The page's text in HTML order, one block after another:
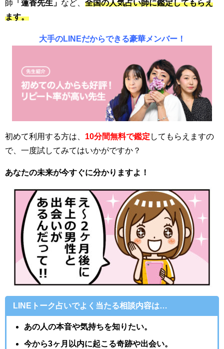
師 「蓮香先生」 など、 全国の人気占い師に鑑定してもらえ
ます。
大手のLINEだからできる豪華メンバー！
初めて利用する方は、 10分間無料で鑑定 してもらえますの
で、一度試してみてはいかがですか？
あなたの未来が今すぐに分かりますよ！
LINEトーク占いでよく当たる相談内容は…
あの人の本音や気持ちを知りたい。
今から3ヶ月以内に起こる奇跡や出会い。